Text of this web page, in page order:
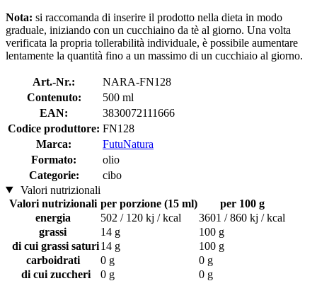
Nota: si raccomanda di inserire il prodotto nella dieta in modo
graduale, iniziando con un cucchiaino da tè al giorno. Una volta
verificata la propria tollerabilità individuale, è possibile aumentare
lentamente la quantità fino a un massimo di un cucchiaio al giorno.
Art.-Nr.:
NARA-FN128
Contenuto:
500 ml
EAN:
3830072111666
Codice produttore: FN128
Marca:
FutuNatura
Formato:
olio
Categorie:
cibo
Valori nutrizionali
Valori nutrizionali per porzione (15 ml)
per 100 g
energia
502 / 120 kj / kcal
3601 / 860 kj / kcal
grassi
14 g
100 g
di cui grassi saturi14 g
100 g
carboidrati
0 g
0 g
di cui zuccheri
0 g
0 g